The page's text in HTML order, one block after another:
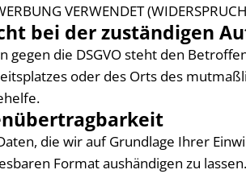
VERWENDET
bei der zuständigen
gegen die DSGVO steht den
oder des Orts des
die wir auf Grundlage Ihrer
Format aushändigen zu